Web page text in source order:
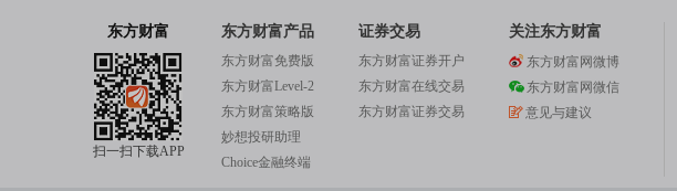
东方财富
扫一扫下载APP
东方财富产品
东方财富免费版
东方财富Level-2
东方财富策略版
妙想投研助理
Choice金融终端
证券交易
东方财富证券开户
东方财富在线交易
东方财富证券交易
关注东方财富
东方财富网微博
东方财富网微信
意见与建议